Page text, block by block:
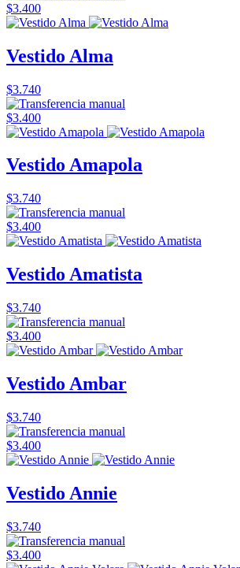
$3.400
Vestido Alma
$3.740
$3.400
Vestido Amapola
$3.740
$3.400
Vestido Amatista
$3.740
$3.400
Vestido Ambar
$3.740
$3.400
Vestido Annie
$3.740
$3.400